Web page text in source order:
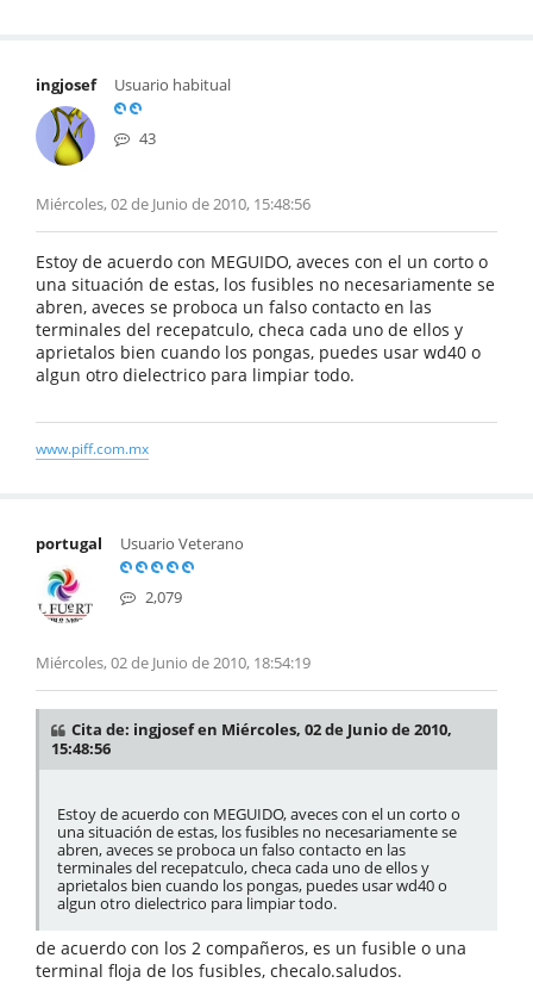
ingjosef Usuario habitual
43
Miércoles, 02 de Junio de 2010, 15:48:56
Estoy de acuerdo con MEGUIDO, aveces con el un corto o
una situación de estas, los fusibles no necesariamente se
abren, aveces se proboca un falso contacto en las
terminales del recepatculo, checa cada uno de ellos y
aprietalos bien cuando los pongas, puedes usar wd40 o
algun otro dielectrico para limpiar todo.
www.piff.com.mx
portugal Usuario Veterano
2,079
Miércoles, 02 de Junio de 2010, 18:54:19
Cita de: ingjosef en Miércoles, 02 de Junio de 2010,
15:48:56
Estoy de acuerdo con MEGUIDO, aveces con el un corto o
una situación de estas, los fusibles no necesariamente se
abren, aveces se proboca un falso contacto en las
terminales del recepatculo, checa cada uno de ellos y
aprietalos bien cuando los pongas, puedes usar wd40 o
algun otro dielectrico para limpiar todo.
de acuerdo con los 2 compañeros, es un fusible o una
terminal floja de los fusibles, checalo.saludos.